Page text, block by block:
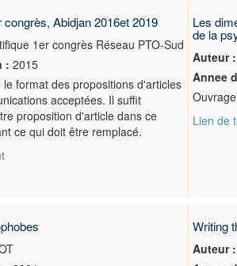
Abidjan 2016et 2019
1er congrès Réseau PTO-Sud
: 2015
format des propositions d'articles
acceptées. Il suffit
proposition d'article dans ce
ce qui doit être remplacé.
Les
de la
Auteur :
Annee
Lien de
Writing
Auteur :